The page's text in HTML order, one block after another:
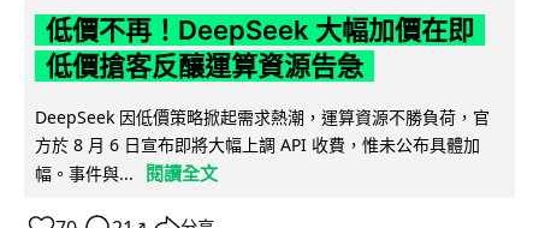
低價不再！DeepSeek 大幅加價在即
低價搶客反釀運算資源告急
DeepSeek 因低價策略掀起需求熱潮，運算資源不勝負荷，官
方於 8 月 6 日宣布即將大幅上調 API 收費，惟未公布具體加
幅。事件與...
閱讀全文